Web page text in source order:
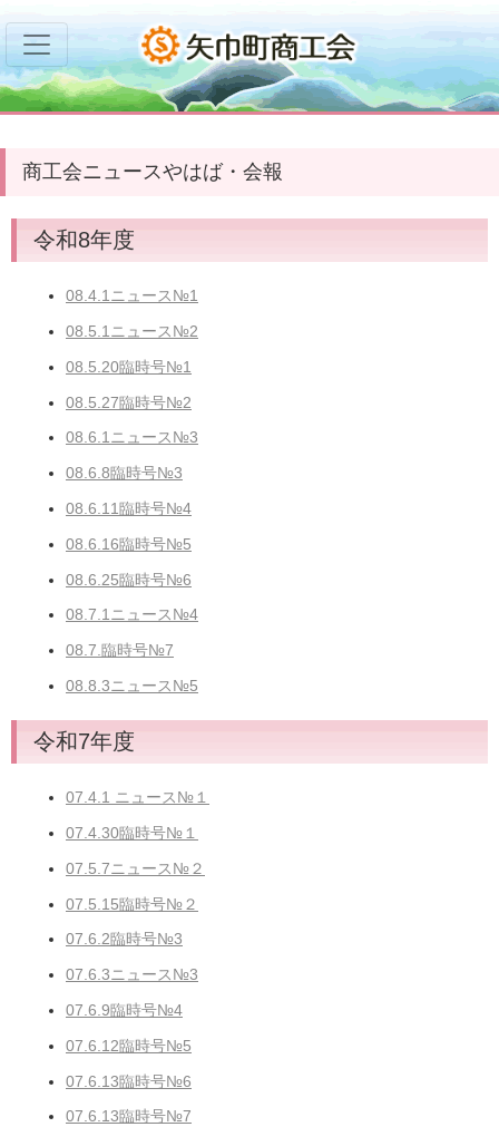
商工会ニュースやはば・会報
令和8年度
08.4.1ニュース№1
08.5.1ニュース№2
08.5.20臨時号№1
08.5.27臨時号№2
08.6.1ニュース№3
08.6.8臨時号№3
08.6.11臨時号№4
08.6.16臨時号№5
08.6.25臨時号№6
08.7.1ニュース№4
08.7.臨時号№7
08.8.3ニュース№5
令和7年度
07.4.1 ニュース№１
07.4.30臨時号№１
07.5.7ニュース№２
07.5.15臨時号№２
07.6.2臨時号№3
07.6.3ニュース№3
07.6.9臨時号№4
07.6.12臨時号№5
07.6.13臨時号№6
07.6.13臨時号№7